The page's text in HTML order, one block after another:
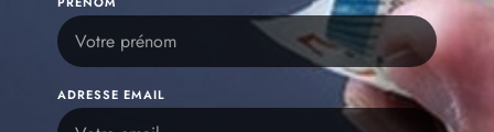
ADRESSE EMAIL